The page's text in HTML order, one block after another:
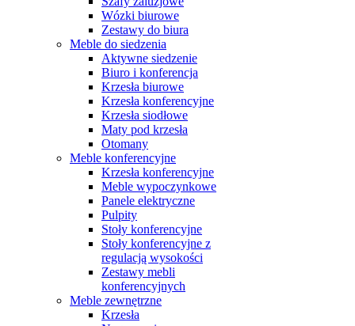
Wózki biurowe
Zestawy do biura
Meble do siedzenia
Aktywne siedzenie
Biuro i konferencja
Krzesła biurowe
Krzesła konferencyjne
Krzesła siodłowe
Maty pod krzesła
Otomany
Meble konferencyjne
Krzesła konferencyjne
Meble wypoczynkowe
Panele elektryczne
Pulpity
Stoły konferencyjne
Stoły konferencyjne z
regulacją wysokości
Zestawy mebli
konferencyjnych
Meble zewnętrzne
Krzesła